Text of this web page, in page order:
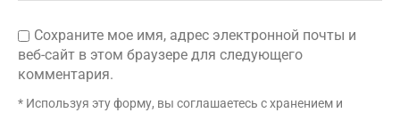
Сохраните мое имя, адрес электронной почты и
веб-сайт в этом браузере для следующего
комментария.
* Используя эту форму, вы соглашаетесь с хранением и